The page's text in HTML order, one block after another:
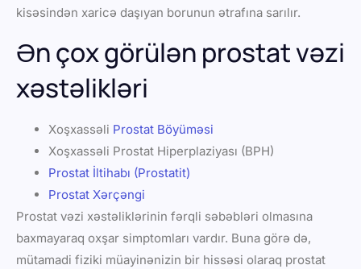
kisəsindən xaricə daşıyan borunun ətrafına sarılır.
Ən çox görülən prostat vəzi
xəstəlikləri
Xoşxassəli Prostat Böyüməsi
Xoşxassəli Prostat Hiperplaziyası (BPH)
Prostat İltihabı (Prostatit)
Prostat Xərçəngi
Prostat vəzi xəstəliklərinin fərqli səbəbləri olmasına
baxmayaraq oxşar simptomları vardır. Buna görə də,
mütamadi fiziki müayinənizin bir hissəsi olaraq prostat